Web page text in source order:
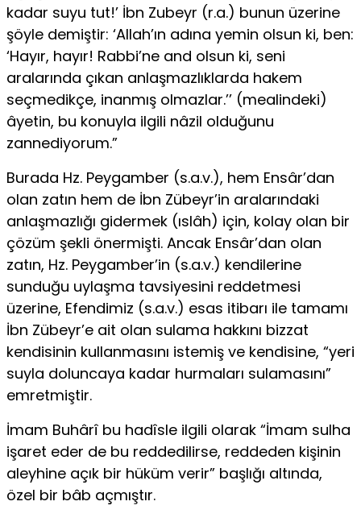
kadar suyu tut!’ İbn Zubeyr (r.a.) bunun üzerine
şöyle demiştir: ‘Allah’ın adına yemin olsun ki, ben:
‘Hayır, hayır! Rabbi’ne and olsun ki, seni
aralarında çıkan anlaşmazlıklarda hakem
seçmedikçe, inanmış olmazlar.’’ (mealindeki)
âyetin, bu konuyla ilgili nâzil olduğunu
zannediyorum.”
Burada Hz. Peygamber (s.a.v.), hem Ensâr’dan
olan zatın hem de İbn Zübeyr’in aralarındaki
anlaşmazlığı gidermek (ıslâh) için, kolay olan bir
çözüm şekli önermişti. Ancak Ensâr’dan olan
zatın, Hz. Peygamber’in (s.a.v.) kendilerine
sunduğu uylaşma tavsiyesini reddetmesi
üzerine, Efendimiz (s.a.v.) esas itibarı ile tamamı
İbn Zübeyr’e ait olan sulama hakkını bizzat
kendisinin kullanmasını istemiş ve kendisine, “yeri
suyla doluncaya kadar hurmaları sula­masını”
emretmiştir.
İmam Buhârî bu hadîsle ilgili olarak “İmam sulha
işaret eder de bu reddedilirse, reddeden kişinin
aleyhine açık bir hüküm verir” başlığı altında,
özel bir bâb açmıştır.